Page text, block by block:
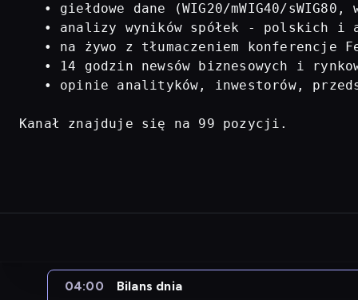
• giełdowe dane (WIG20/mWIG40/
• analizy wyników spółek - polskich i
• na żywo z tłumaczeniem konferencje
• 14 godzin newsów biznesowych i
• opinie analityków, inwestorów,
Kanał znajduje się na 99 pozycji.
04:00 Bilans dnia